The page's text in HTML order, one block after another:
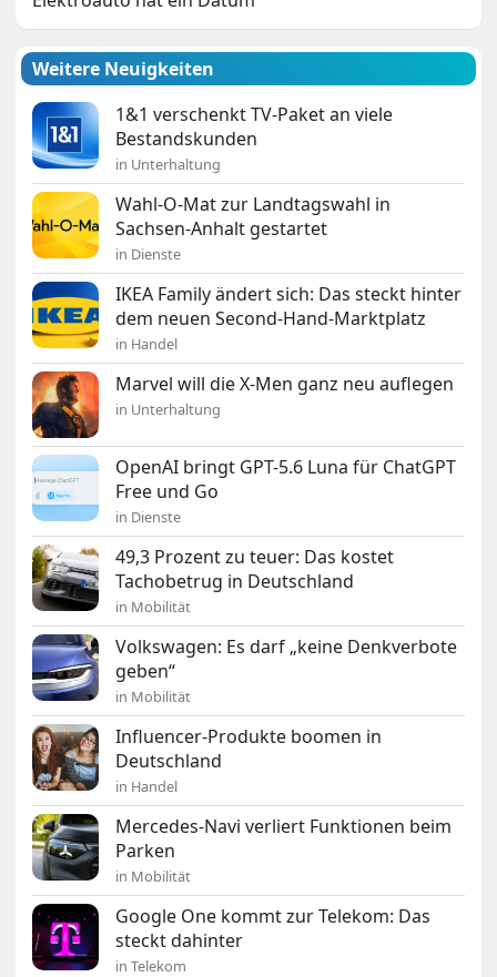
Weitere Neuigkeiten
1&1 verschenkt TV-Paket an viele
Bestandskunden
in Unterhaltung
Wahl-O-Mat zur Landtagswahl in
Sachsen-Anhalt gestartet
in Dienste
IKEA Family ändert sich: Das steckt hinter
dem neuen Second-Hand-Marktplatz
in Handel
Marvel will die X-Men ganz neu auflegen
in Unterhaltung
OpenAI bringt GPT-5.6 Luna für ChatGPT
Free und Go
in Dienste
49,3 Prozent zu teuer: Das kostet
Tachobetrug in Deutschland
in Mobilität
Volkswagen: Es darf „keine Denkverbote
geben“
in Mobilität
Influencer-Produkte boomen in
Deutschland
in Handel
Mercedes-Navi verliert Funktionen beim
Parken
in Mobilität
Google One kommt zur Telekom: Das
steckt dahinter
in Telekom